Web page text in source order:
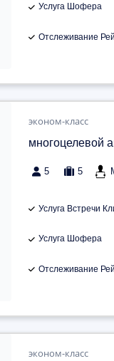
Услуга Шофера
Отслеживание
эконом-класс
многоцелевой
5 5
Услуга Встречи
Услуга Шофера
Отслеживание
эконом-класс